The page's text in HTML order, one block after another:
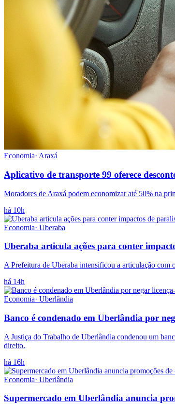
Economia· Araxá
Aplicativo de transporte 99 oferece
Moradores de Araxá podem economizar até 50% na
há 10h
Economia· Uberaba
Uberaba articula ações para conter
A Prefeitura de Uberaba intensificou a articulação com
há 14h
Economia· Uberlândia
Banco é condenado em Uberlândia por
A Justiça do Trabalho de Uberlândia condenou um
direito.
há 16h
Economia· Uberlândia
Supermercado em Uberlândia anuncia